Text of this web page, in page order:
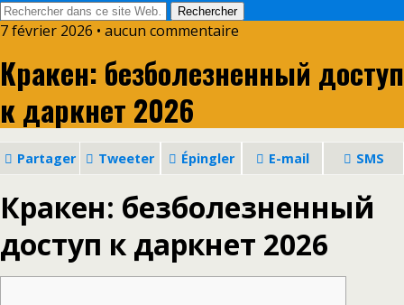
7 février 2026 • aucun commentaire
Кракен: безболезненный доступ
к даркнет 2026
Partager Tweeter Épingler E-mail SMS
Кракен: безболезненный
доступ к даркнет 2026